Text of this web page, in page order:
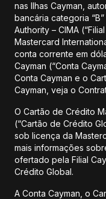
nas Ilhas Cayman,
bancária categoria
Authority – CIMA
Mastercard
conta corrente em
Cayman (“Conta
Conta Cayman e o
Cayman, veja o
O Cartão de Crédito
(“Cartão de Crédito
sob licença da
mais informações
ofertado pela Filial
Crédito Global.
A Conta Cayman, o